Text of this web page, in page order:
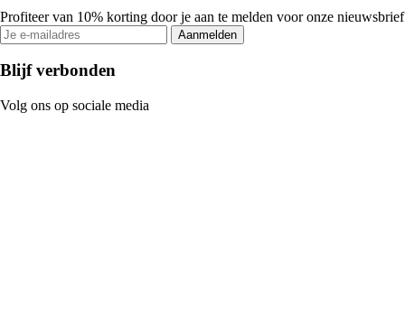
Profiteer van 10% korting door je aan te melden voor onze nieuwsbrief
Aanmelden
Blijf verbonden
Volg ons op sociale media